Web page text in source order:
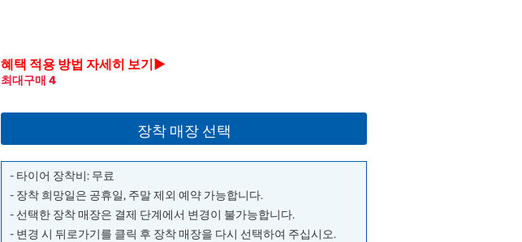
혜택 적용 방법 자세히 보기▶
최대구매 4
장착 매장 선택
- 타이어 장착비: 무료
- 장착 희망일은 공휴일, 주말 제외 예약 가능합니다.
- 선택한 장착 매장은 결제 단계에서 변경이 불가능합니다.
- 변경 시 뒤로가기를 클릭 후 장착 매장을 다시 선택하여 주십시오.